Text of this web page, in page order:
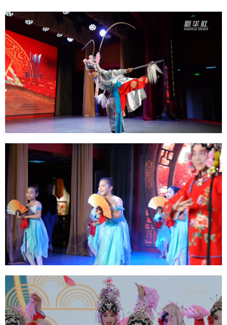
多语种频道
English Español
Русский язык 日本語 한국어
Deutsch Português